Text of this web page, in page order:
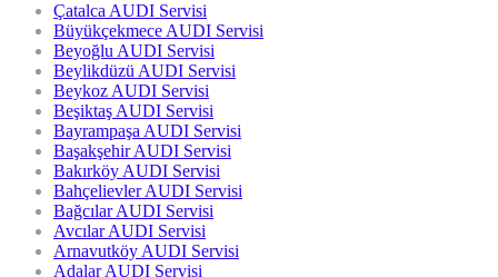
Çatalca AUDI Servisi
Büyükçekmece AUDI Servisi
Beyoğlu AUDI Servisi
Beylikdüzü AUDI Servisi
Beykoz AUDI Servisi
Beşiktaş AUDI Servisi
Bayrampaşa AUDI Servisi
Başakşehir AUDI Servisi
Bakırköy AUDI Servisi
Bahçelievler AUDI Servisi
Bağcılar AUDI Servisi
Avcılar AUDI Servisi
Arnavutköy AUDI Servisi
Adalar AUDI Servisi